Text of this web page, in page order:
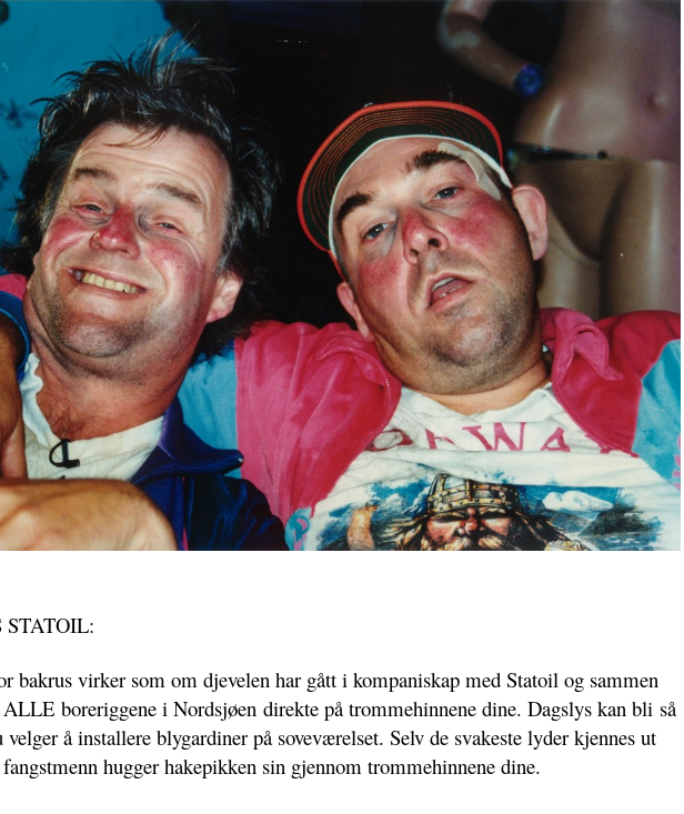
STATOIL:
bakrus virker som om djevelen har gått i kompaniskap med Statoil og sammen
boreriggene i Nordsjøen direkte på trommehinnene dine. Dagslys kan bli så
velger å installere blygardiner på soveværelset. Selv de svakeste lyder kjennes ut
hugger hakepikken sin gjennom trommehinnene dine.